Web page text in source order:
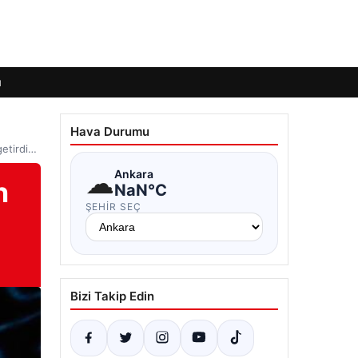
Hava Durumu
☁Ankara
NaN°C
ŞEHIR SEÇ
Bizi Takip Edin